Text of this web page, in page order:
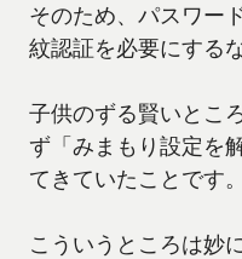
そのため、パスワー
紋認証を必要にする
子供のずる賢いとこ
ず「みまもり設定を
てきていたことです。
こういうところは妙